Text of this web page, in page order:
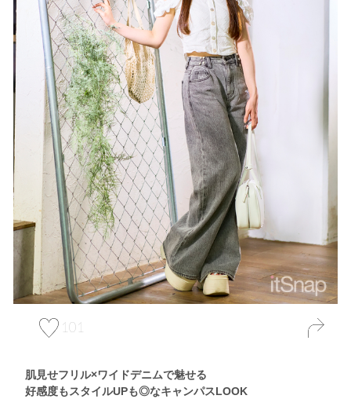
101
肌見せフリル×ワイドデニムで魅せる
好感度もスタイルUPも◎なキャンパスLOOK